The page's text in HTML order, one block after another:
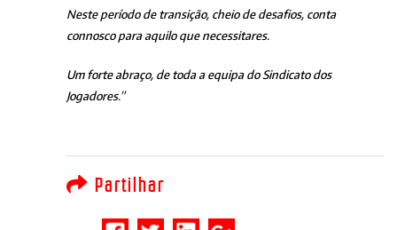
Neste período de transição, cheio de desafios, conta
connosco para aquilo que necessitares.
Um forte abraço, de toda a equipa do Sindicato dos
Jogadores.”
Partilhar